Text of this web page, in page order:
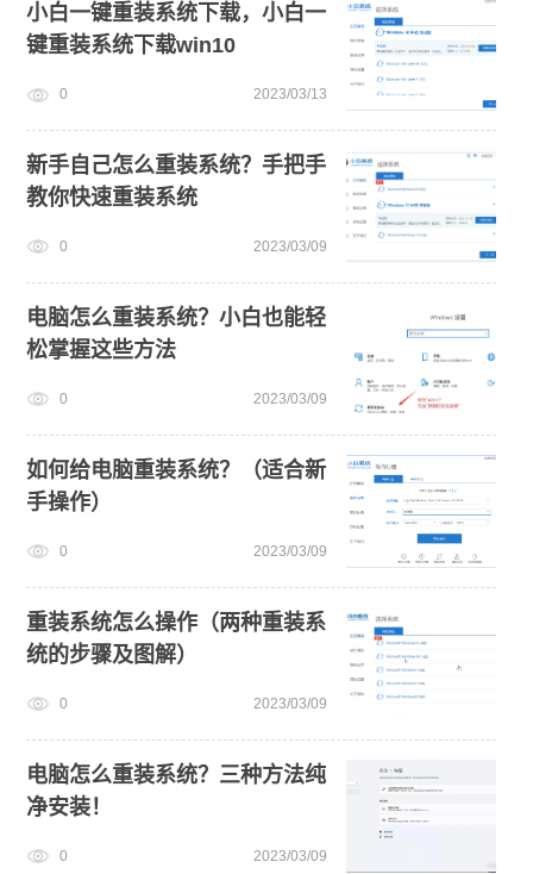
电脑死机卡顿 u盘一键重装系统win10 32位 windows11
新手如何重装电脑系统win7 win11正式版
小白一键重装系统下载，小白一
键重装系统下载win10
0 2023/03/13
新手自己怎么重装系统？手把手
教你快速重装系统
0 2023/03/09
电脑怎么重装系统？小白也能轻
松掌握这些方法
0 2023/03/09
如何给电脑重装系统？（适合新
手操作）
0 2023/03/09
重装系统怎么操作（两种重装系
统的步骤及图解）
0 2023/03/09
电脑怎么重装系统？三种方法纯
净安装！
0 2023/03/09